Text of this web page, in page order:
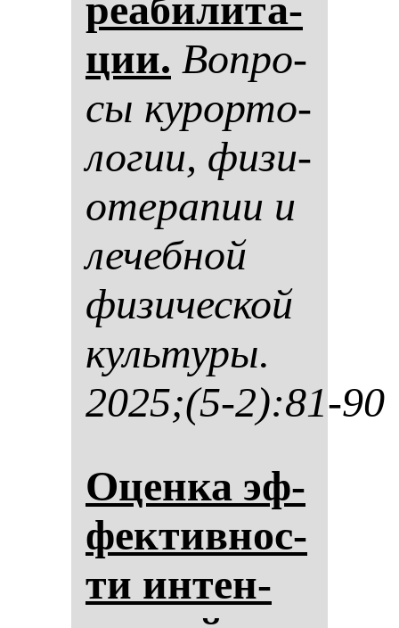
ре­аби­ли­та­
ции. Воп­ро­
сы ку­рор­то­
ло­гии, фи­зи­
оте­ра­пии и
ле­чеб­ной
фи­зи­чес­кой
куль­ту­ры.
2025;(5-2):81-90
Оцен­ка эф­
фек­тив­нос­
ти ин­тен­